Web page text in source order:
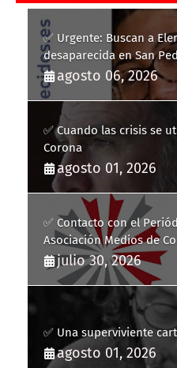
✅ Urgente: Buscan a
desaparecida en San
agosto 06, 2026
✅ Cuando las crisis se
Corona
agosto 01, 2026
✅ Contacto con el
Asociación Medios de
julio 30, 2026
✅ Una superviviente
agosto 01, 2026